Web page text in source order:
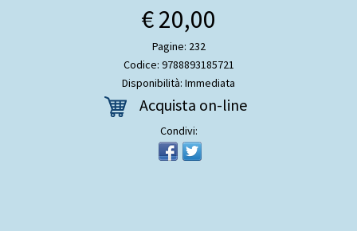
€ 20,00
Pagine: 232
Codice: 9788893185721
Disponibilità: Immediata
Acquista on-line
Condivi: